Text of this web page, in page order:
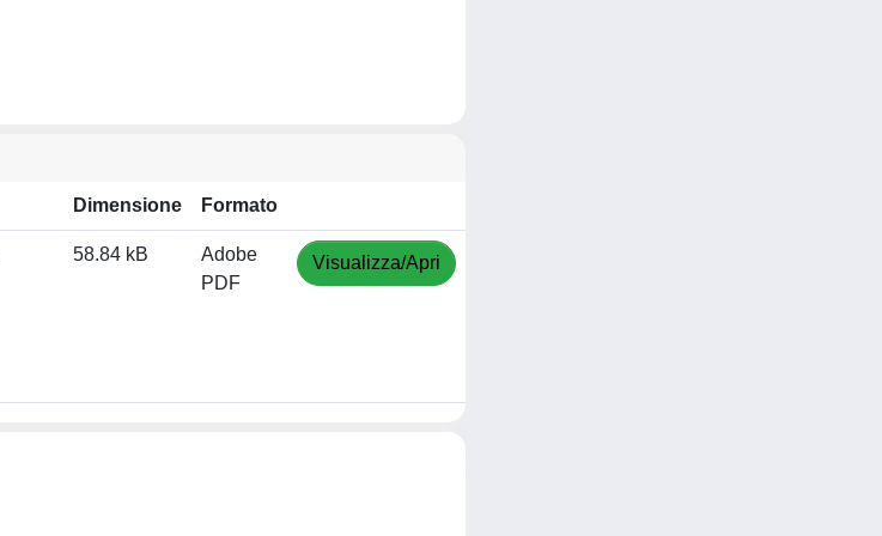
Dimensione Formato
58.84 kB
Adobe
PDF
Visualizza/Apri